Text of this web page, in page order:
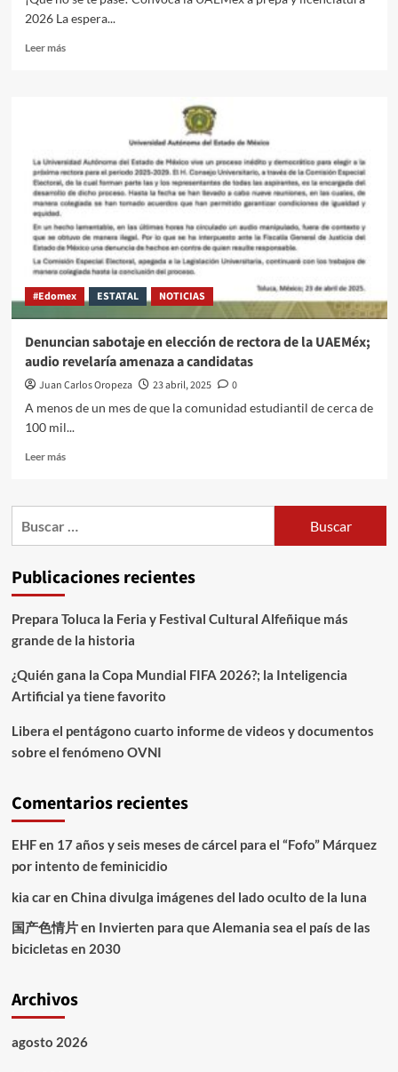
2026 La espera...
Leer más
#Edomex ESTATAL NOTICIAS
Denuncian sabotaje en elección de rectora de la UAEMéx;
audio revelaría amenaza a candidatas
Juan Carlos Oropeza 23 abril, 2025
0
A menos de un mes de que la comunidad estudiantil de cerca de
100 mil...
Leer más
Publicaciones recientes
Prepara Toluca la Feria y Festival Cultural Alfeñique más
grande de la historia
¿Quién gana la Copa Mundial FIFA 2026?; la Inteligencia
Artificial ya tiene favorito
Libera el pentágono cuarto informe de videos y documentos
sobre el fenómeno OVNI
Comentarios recientes
EHFen 17 años y seis meses de cárcel para el “Fofo” Márquez
por intento de feminicidio
kia caren China divulga imágenes del lado oculto de la luna
国产色情片en Invierten para que Alemania sea el país de las
bicicletas en 2030
Archivos
agosto 2026